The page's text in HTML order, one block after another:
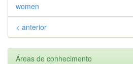
women
< anterior
Áreas de conhecimento